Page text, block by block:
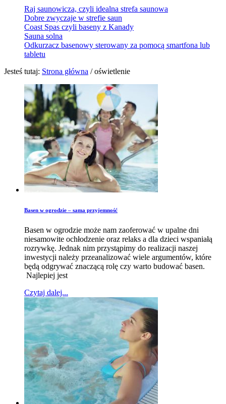
Raj saunowicza, czyli idealna strefa saunowa
Dobre zwyczaje w strefie saun
Coast Spas czyli baseny z Kanady
Sauna solna
Odkurzacz basenowy sterowany za pomocą smartfona lub
tabletu
Jesteś tutaj: Strona główna /oświetlenie
Basen w ogrodzie – sama przyjemność
Basen w ogrodzie może nam zaoferować w upalne dni
niesamowite ochłodzenie oraz relaks a dla dzieci wspaniałą
rozrywkę. Jednak nim przystąpimy do realizacji naszej
inwestycji należy przeanalizować wiele argumentów, które
będą odgrywać znaczącą rolę czy warto budować basen.
Najlepiej jest
Czytaj dalej...